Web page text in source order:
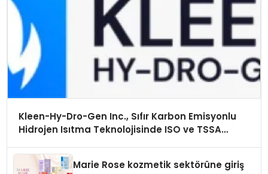
Kleen-Hy-Dro-Gen Inc., Sıfır Karbon Emisyonlu
Hidrojen Isıtma Teknolojisinde ISO ve TSSA
Marie Rose kozmetik sektörüne giriş